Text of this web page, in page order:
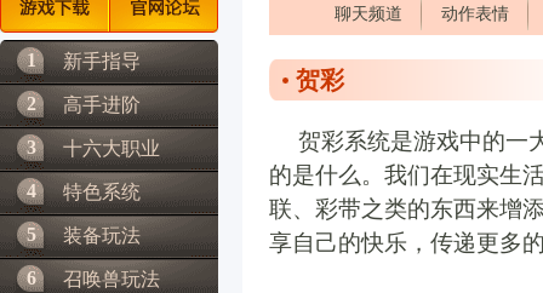
1 新手指导
2 高手进阶
3 十六大职业
4 特色系统
5 装备玩法
6 召唤兽玩法
聊天频道 动作表情
贺彩
贺彩系统是游戏中的一
的是什么。我们在现实生
联、彩带之类的东西来增
享自己的快乐，传递更多